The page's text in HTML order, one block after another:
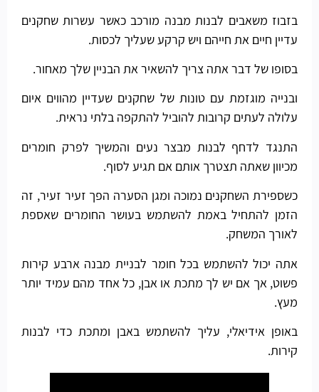
בזבוז משאבים לבנות מבנה מורכב כאשר עשרות שחקנים
עדיין חיים את חייהם ויש קרקע שעליך לכסות.
בסופו של דבר אתה צריך להשאיר את הבניין שלך מאחור.
ובנייה מוגזמת עם טונות של שחקנים שעדיין מהווים איום
עלולה לעתים קרובות להוביל להתקפה בלתי נראית.
התנגד לדחף לבנות מבצר נעים והמשיך לפרק חומרים
מכיוון שאתה תצטרך אותם אם תגיע לסוף.
כשספירת השחקנים נמוכה ומגן הסערה הפך זעיר זעיר, זה
הזמן להתחיל באמת להשתמש בעושר החומרים שאספת
לאורך המשחק.
אתה יכול להשתמש בכל חומר לבניית מבנה ארבע קירות
פשוט, אך אם יש לך מתכת או אבן, כל אחד מהם עמיד יותר
מעץ.
באופן אידיאלי, עליך להשתמש באבן ומתכת כדי לבנות
קירות.